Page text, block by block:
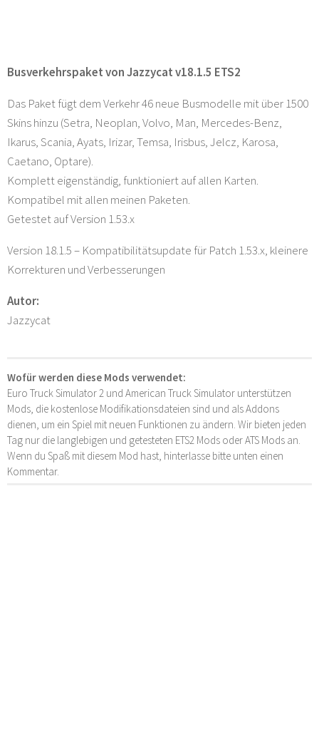
Busverkehrspaket von Jazzycat v18.1.5 ETS2
Das Paket fügt dem Verkehr 46 neue Busmodelle mit über 1500
Skins hinzu (Setra, Neoplan, Volvo, Man, Mercedes-Benz,
Ikarus, Scania, Ayats, Irizar, Temsa, Irisbus, Jelcz, Karosa,
Caetano, Optare).
Komplett eigenständig, funktioniert auf allen Karten.
Kompatibel mit allen meinen Paketen.
Getestet auf Version 1.53.x
Version 18.1.5 – Kompatibilitätsupdate für Patch 1.53.x, kleinere
Korrekturen und Verbesserungen
Autor:
Jazzycat
Wofür werden diese Mods verwendet:
Euro Truck Simulator 2 und American Truck Simulator unterstützen
Mods, die kostenlose Modifikationsdateien sind und als Addons
dienen, um ein Spiel mit neuen Funktionen zu ändern. Wir bieten jeden
Tag nur die langlebigen und getesteten ETS2 Mods oder ATS Mods an.
Wenn du Spaß mit diesem Mod hast, hinterlasse bitte unten einen
Kommentar.